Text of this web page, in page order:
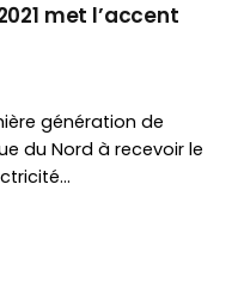
met l’accent
génération de
du Nord à recevoir le